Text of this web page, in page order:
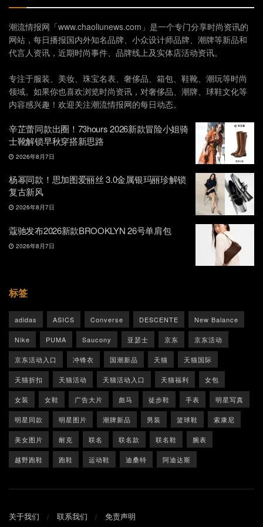
潮流情报网「www.chaoliunews.com」是一个专门分享时尚资讯的
网站，每日播报国内外知名品牌、小众设计师品牌、潮牌等新品和
代言人资讯，近期时尚事件、品牌线上及实体店活动资讯。
专注于服装、美妆、珠宝名表、奢侈品、箱包、鞋靴、潮玩等时尚
领域。如果你也喜欢浏览时尚资讯，对奢侈品、潮牌、球鞋文化等
内容感兴趣！欢迎关注潮流情报网的每日动态。
辛芷蕾同款出圈！73hours 2026新款冒险小姐骑
士靴解锁早秋穿搭新思路
2026年8月7日
杨幂同款！思加图爱丽丝 3.0金属银玛丽珍解锁
复古新风
2026年8月7日
蔻驰发布2026新款BROOKLYN 26号单肩包
2026年8月7日
标签
adidas ASICS Converse DESCENTE New Balance
Nike PUMA Saucony 亚瑟士 京东 京东活动
京东活动入口 冲锋衣 国潮新品 天猫 天猫国际
天猫折扣 天猫活动 天猫活动入口 天猫福利 女包
女装 女鞋 广告大片 彪马 徒步鞋 手表 明星写真
明星同款 明星图片 潮牌新品 男装 篮球鞋 索康尼
美女图片 耐克 联名 联名款 联名鞋 腕表
越野跑鞋 跑鞋 运动鞋 迪桑特 阿迪达斯
关于我们 联系我们 免责声明